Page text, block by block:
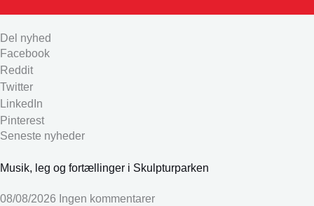
Del nyhed
Facebook
Reddit
Twitter
LinkedIn
Pinterest
Seneste nyheder
Musik, leg og fortællinger i Skulpturparken
08/08/2026 Ingen kommentarer